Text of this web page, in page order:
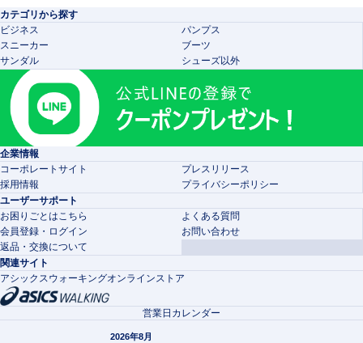
カテゴリから探す
ビジネス
パンプス
スニーカー
ブーツ
サンダル
シューズ以外
企業情報
コーポレートサイト
プレスリリース
採用情報
プライバシーポリシー
ユーザーサポート
お困りごとはこちら
よくある質問
会員登録・ログイン
お問い合わせ
返品・交換について
関連サイト
アシックスウォーキングオンラインストア
営業日カレンダー
2026年8月